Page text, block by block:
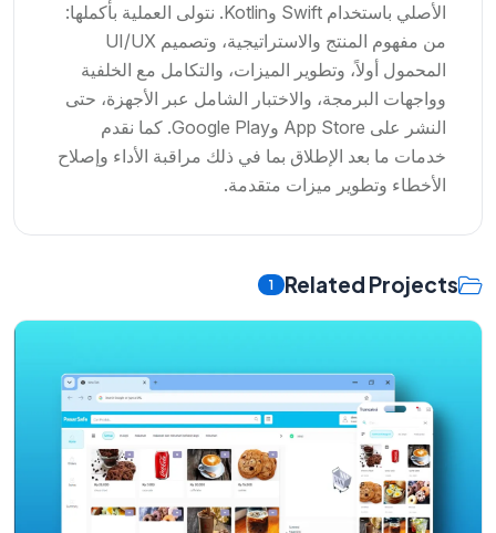
الأصلي باستخدام Swift وKotlin. نتولى العملية بأكملها:
من مفهوم المنتج والاستراتيجية، وتصميم UI/UX
المحمول أولاً، وتطوير الميزات، والتكامل مع الخلفية
وواجهات البرمجة، والاختبار الشامل عبر الأجهزة، حتى
النشر على App Store وGoogle Play. كما نقدم
خدمات ما بعد الإطلاق بما في ذلك مراقبة الأداء وإصلاح
الأخطاء وتطوير ميزات متقدمة.
Related Projects
1